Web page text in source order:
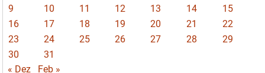
9
10 11 12 13 14
15
16
17 18 19 20 21
22
23
24 25 26 27 28
29
30
31
« Dez
Feb »